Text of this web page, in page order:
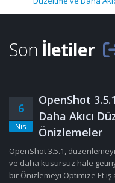
Son İletiler
6
Nis
OpenShot
Daha Akıcı
Önizlemeler
OpenShot 3.5.1,
ve daha kusursuz hale
bir Önizlemeyi Optimize Et iş